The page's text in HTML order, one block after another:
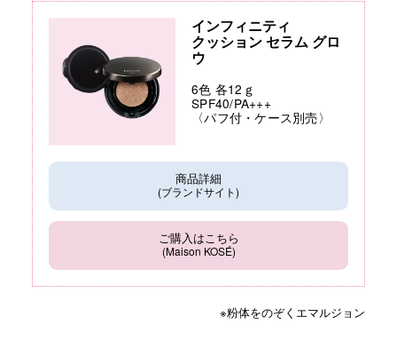
インフィニティ
クッション セラム グロ
ウ
6色 各12ｇ
SPF40/PA+++
〈パフ付・ケース別売〉
商品詳細
(ブランドサイト)
ご購入はこちら
(Maison KOSÉ)
※粉体をのぞくエマルジョン